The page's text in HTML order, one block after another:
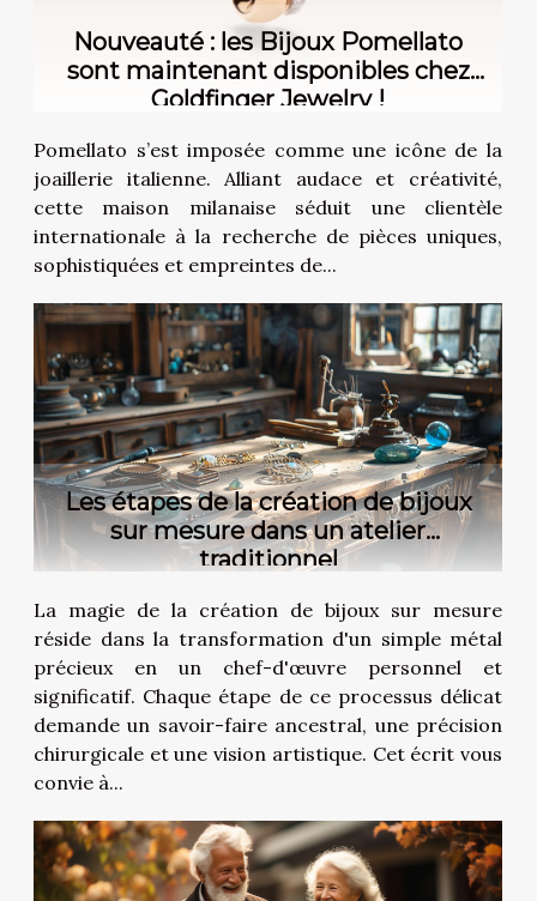
Nouveauté : les Bijoux Pomellato
sont maintenant disponibles chez
Goldfinger Jewelry !
Pomellato s’est imposée comme une icône de la
joaillerie italienne. Alliant audace et créativité,
cette maison milanaise séduit une clientèle
internationale à la recherche de pièces uniques,
sophistiquées et empreintes de...
Les étapes de la création de bijoux
sur mesure dans un atelier
traditionnel
La magie de la création de bijoux sur mesure
réside dans la transformation d'un simple métal
précieux en un chef-d'œuvre personnel et
significatif. Chaque étape de ce processus délicat
demande un savoir-faire ancestral, une précision
chirurgicale et une vision artistique. Cet écrit vous
convie à...